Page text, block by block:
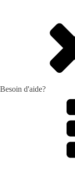
Besoin d'aide?